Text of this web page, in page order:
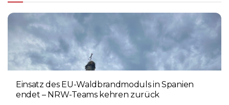
Einsatz des EU-Waldbrandmoduls in Spanien
endet – NRW-Teams kehren zurück